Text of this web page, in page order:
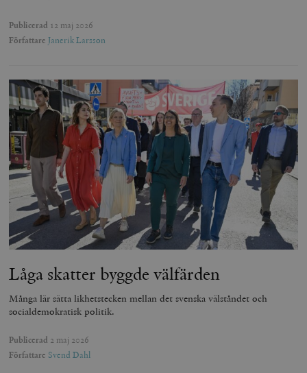
Publicerad 12 maj 2026
Författare Janerik Larsson
Låga skatter byggde välfärden
Många lär sätta likhetstecken mellan det svenska välståndet och
socialdemokratisk politik.
Publicerad 2 maj 2026
Författare Svend Dahl